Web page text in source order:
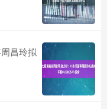
昌玲拟